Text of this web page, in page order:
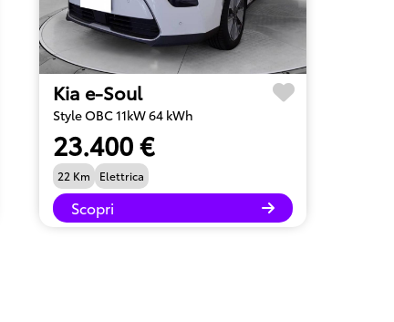
Kia e-Soul
Style OBC 11kW 64 kWh
23.400 €
22 Km Elettrica
Scopri